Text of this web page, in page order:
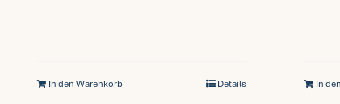
In den Warenkorb Details In